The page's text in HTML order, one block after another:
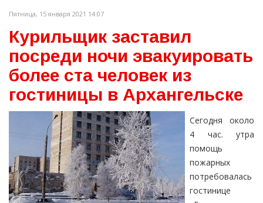
Пятница, 15 января 2021 14:07
Курильщик заставил
посреди ночи эвакуировать
более ста человек из
гостиницы в Архангельске
Сегодня около
4 час. утра
помощь
пожарных
потребовалась
гостинице